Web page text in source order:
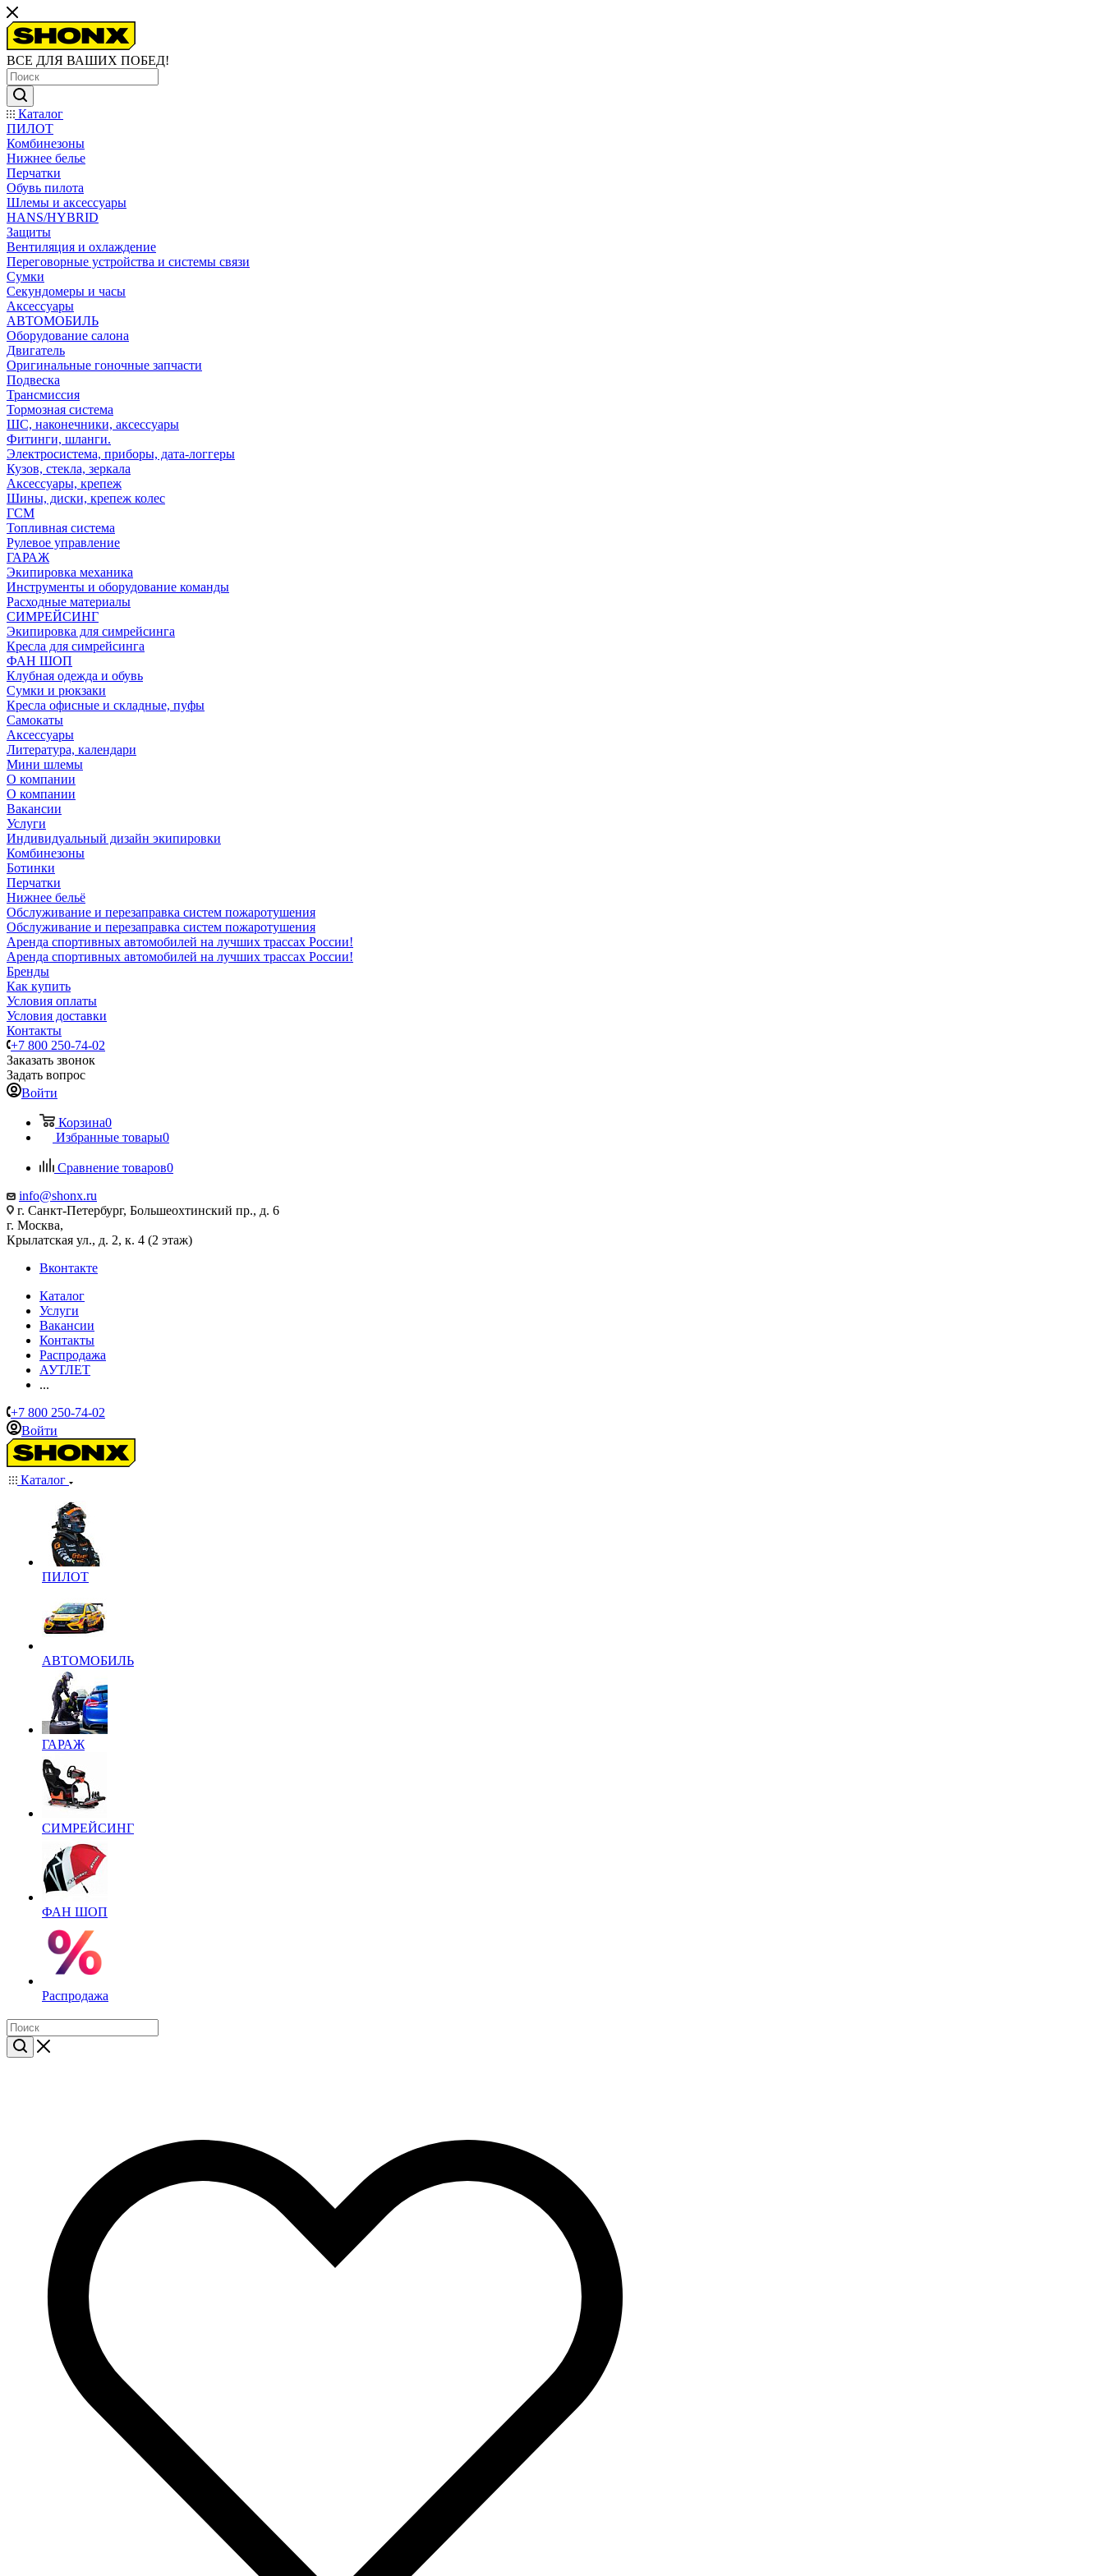
ВСЕ ДЛЯ ВАШИХ ПОБЕД!
Каталог
ПИЛОТ
Комбинезоны
Нижнее белье
Перчатки
Обувь пилота
Шлемы и аксессуары
HANS/HYBRID
Защиты
Вентиляция и охлаждение
Переговорные устройства и системы связи
Сумки
Секундомеры и часы
Аксессуары
АВТОМОБИЛЬ
Оборудование салона
Двигатель
Оригинальные гоночные запчасти
Подвеска
Трансмиссия
Тормозная система
ШС, наконечники, аксессуары
Фитинги, шланги.
Электросистема, приборы, дата-логгеры
Кузов, стекла, зеркала
Аксессуары, крепеж
Шины, диски, крепеж колес
ГСМ
Топливная система
Рулевое управление
ГАРАЖ
Экипировка механика
Инструменты и оборудование команды
Расходные материалы
СИМРЕЙСИНГ
Экипировка для симрейсинга
Кресла для симрейсинга
ФАН ШОП
Клубная одежда и обувь
Сумки и рюкзаки
Кресла офисные и складные, пуфы
Самокаты
Аксессуары
Литература, календари
Мини шлемы
О компании
О компании
Вакансии
Услуги
Индивидуальный дизайн экипировки
Комбинезоны
Ботинки
Перчатки
Нижнее бельё
Обслуживание и перезаправка систем пожаротушения
Обслуживание и перезаправка систем пожаротушения
Аренда спортивных автомобилей на лучших трассах России!
Аренда спортивных автомобилей на лучших трассах России!
Бренды
Как купить
Условия оплаты
Условия доставки
Контакты
+7 800 250-74-02
Заказать звонок
Задать вопрос
Войти
Корзина0
Избранные товары0
Сравнение товаров0
info@shonx.ru
г. Санкт-Петербург, Большеохтинский пр., д. 6
г. Москва,
Крылатская ул., д. 2, к. 4 (2 этаж)
Вконтакте
Каталог
Услуги
Вакансии
Контакты
Распродажа
АУТЛЕТ
...
+7 800 250-74-02
Войти
Каталог
ПИЛОТ
АВТОМОБИЛЬ
ГАРАЖ
СИМРЕЙСИНГ
ФАН ШОП
Распродажа